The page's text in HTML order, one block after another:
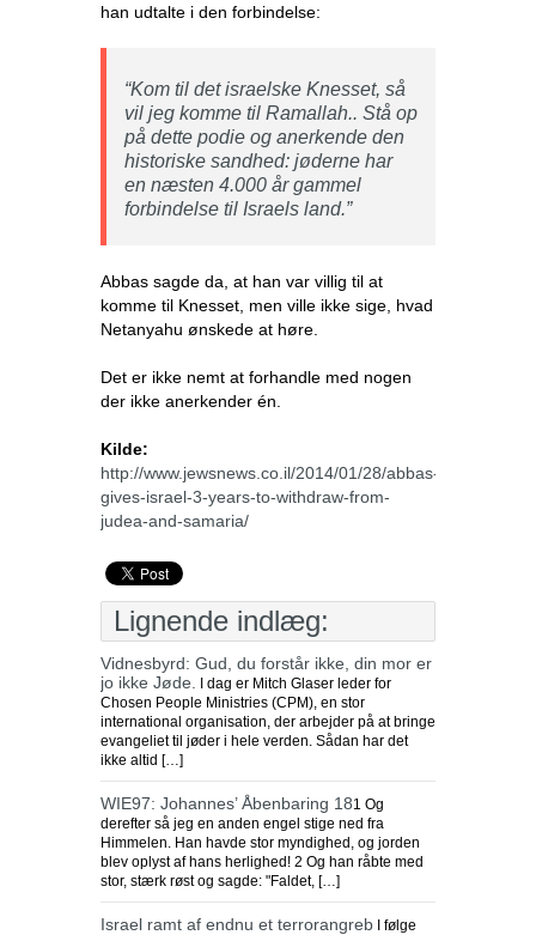
han udtalte i den forbindelse:
“Kom til det israelske Knesset, så
vil jeg komme til Ramallah.. Stå op
på dette podie og anerkende den
historiske sandhed: jøderne har
en næsten 4.000 år gammel
forbindelse til Israels land.”
Abbas sagde da, at han var villig til at
komme til Knesset, men ville ikke sige, hvad
Netanyahu ønskede at høre.
Det er ikke nemt at forhandle med nogen
der ikke anerkender én.
Kilde:
http://www.jewsnews.co.il/2014/01/28/abbas-
gives-israel-3-years-to-withdraw-from-
judea-and-samaria/
Lignende indlæg:
Vidnesbyrd: Gud, du forstår ikke, din mor er
jo ikke Jøde.
I dag er Mitch Glaser leder for
Chosen People Ministries (CPM), en stor
international organisation, der arbejder på at bringe
evangeliet til jøder i hele verden. Sådan har det
ikke altid […]
WIE97: Johannes’ Åbenbaring 181 Og
derefter så jeg en anden engel stige ned fra
Himmelen. Han havde stor myndighed, og jorden
blev oplyst af hans herlighed! 2 Og han råbte med
stor, stærk røst og sagde: "Faldet, […]
Israel ramt af endnu et terrorangreb I følge